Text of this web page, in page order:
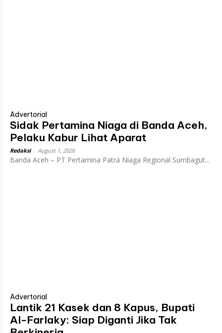
Advertorial
Sidak Pertamina Niaga di Banda Aceh,
Pelaku Kabur Lihat Aparat
Redaksi August 1, 2026
Banda Aceh – PT Pertamina Patra Niaga Regional Sumbagut...
Advertorial
Lantik 21 Kasek dan 8 Kapus, Bupati
Al-Farlaky: Siap Diganti Jika Tak